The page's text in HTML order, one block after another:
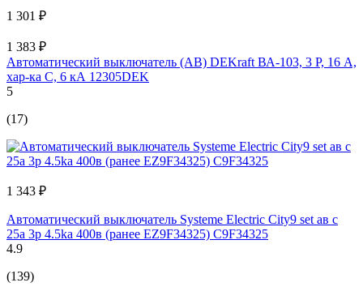
1 301 ₽
1 383 ₽
Автоматический выключатель (АВ) DEKraft ВА-103, 3 Р, 16 А,
хар-ка C, 6 кА 12305DEK
5
(17)
1 343 ₽
Автоматический выключатель Systeme Electric City9 set ав с
25а 3p 4.5ka 400в (ранее EZ9F34325) C9F34325
4.9
(139)